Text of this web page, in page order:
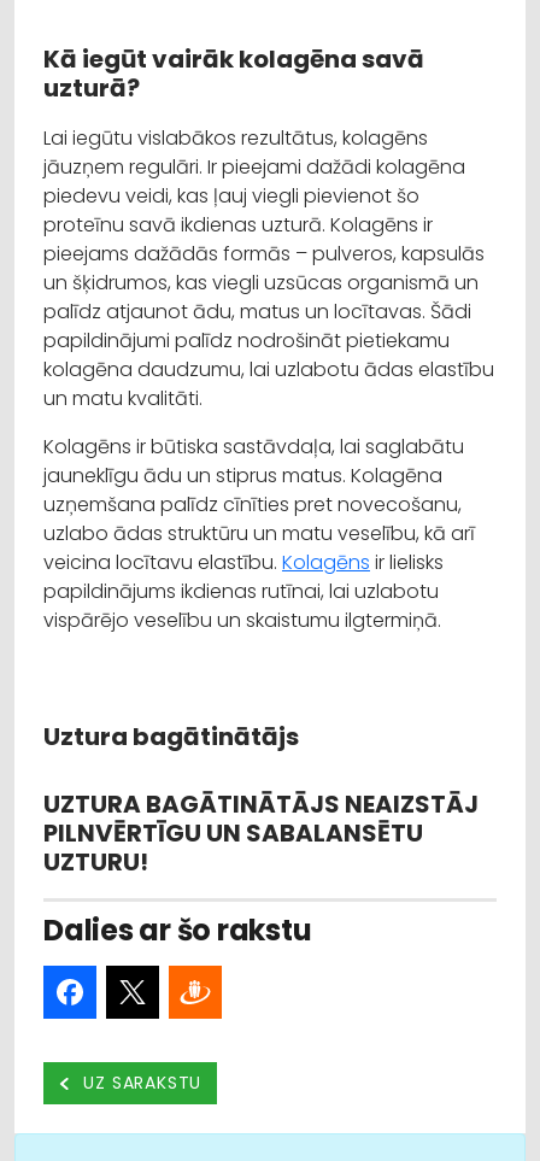
Kā iegūt vairāk kolagēna savā
uzturā?
Lai iegūtu vislabākos rezultātus, kolagēns
jāuzņem regulāri. Ir pieejami dažādi kolagēna
piedevu veidi, kas ļauj viegli pievienot šo
proteīnu savā ikdienas uzturā. Kolagēns ir
pieejams dažādās formās – pulveros, kapsulās
un šķidrumos, kas viegli uzsūcas organismā un
palīdz atjaunot ādu, matus un locītavas. Šādi
papildinājumi palīdz nodrošināt pietiekamu
kolagēna daudzumu, lai uzlabotu ādas elastību
un matu kvalitāti.
Kolagēns ir būtiska sastāvdaļa, lai saglabātu
jauneklīgu ādu un stiprus matus. Kolagēna
uzņemšana palīdz cīnīties pret novecošanu,
uzlabo ādas struktūru un matu veselību, kā arī
veicina locītavu elastību. Kolagēns ir lielisks
papildinājums ikdienas rutīnai, lai uzlabotu
vispārējo veselību un skaistumu ilgtermiņā.
Uztura bagātinātājs
UZTURA BAGĀTINĀTĀJS NEAIZSTĀJ
PILNVĒRTĪGU UN SABALANSĒTU
UZTURU!
Dalies ar šo rakstu
UZ SARAKSTU